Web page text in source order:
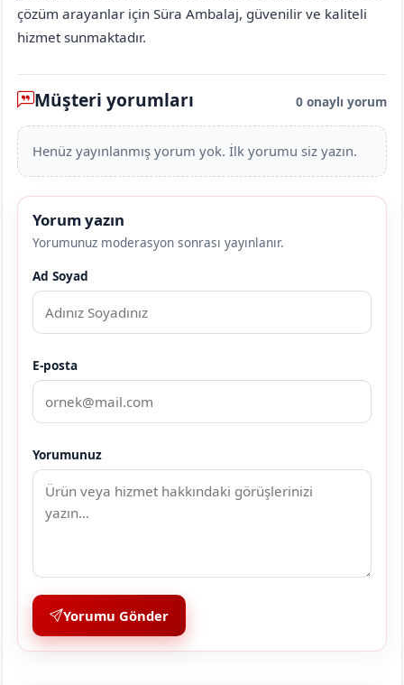
çözüm arayanlar için Süra Ambalaj, güvenilir ve kaliteli
hizmet sunmaktadır.
Müşteri yorumları 0 onaylı yorum
Henüz yayınlanmış yorum yok. İlk yorumu siz yazın.
Yorum yazın
Yorumunuz moderasyon sonrası yayınlanır.
Ad Soyad
E-posta
Yorumunuz
Yorumu Gönder